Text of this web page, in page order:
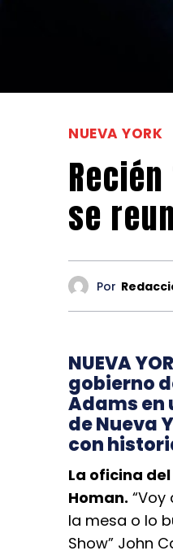
NUEVA YORK
se
Por
NUEVA
gobierno
Adams en
de Nueva
con
La oficina
Homan.
la mesa o lo
Show” John